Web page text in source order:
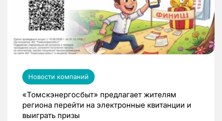
Новости компаний
«Томскэнергосбыт» предлагает жителям
региона перейти на электронные квитанции и
выиграть призы